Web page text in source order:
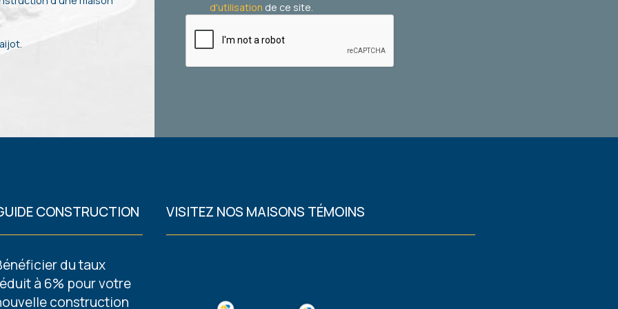
d'utilisation de ce site.
CONSTRUCTION
du taux
à 6% pour votre
construction
VISITEZ NOS MAISONS TÉMOINS